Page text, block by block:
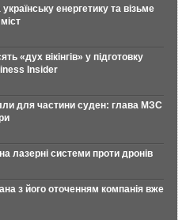
енергетику та візьме
«дух вікінгів» у підготовку
Insider
для частини суден: глава МЗС
лазерні системи проти дронів
з його оточенням компанія вже